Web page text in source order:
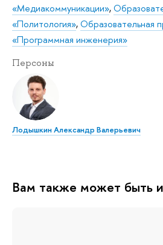
«Медиакоммуникации»,
«Политология»,Образовательная
«Программная инженерия»
Персоны
Лодышкин Александр Валерьевич
Вам также может быть